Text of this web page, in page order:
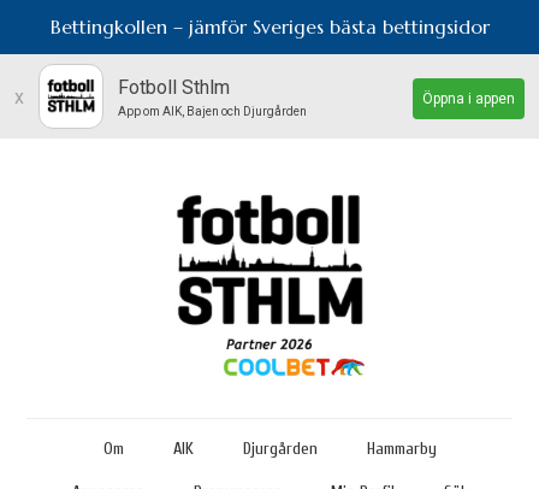
Bettingkollen – jämför Sveriges bästa bettingsidor
x Fotboll Sthlm
App om AIK, Bajen och Djurgården
Öppna i appen
Om AIK Djurgården Hammarby